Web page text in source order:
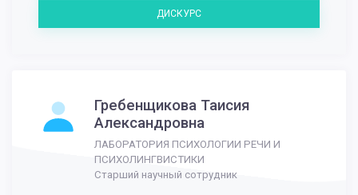
ДИСКУРС
Гребенщикова Таисия
Александровна
ЛАБОРАТОРИЯ ПСИХОЛОГИИ РЕЧИ И
ПСИХОЛИНГВИСТИКИ
Старший научный сотрудник